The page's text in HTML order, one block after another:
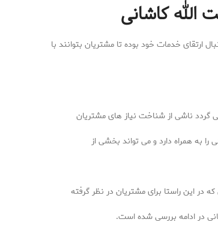
الله کاشانی
ارتقای خدمات خود بوده تا مشتریان بتوانند با
گردد ناشی از شناخت نیاز های مشتریان
را به همراه دارد و می تواند بخشی از
این راستا برای مشتریان در نظر گرفته
در ادامه بررسی شده است.